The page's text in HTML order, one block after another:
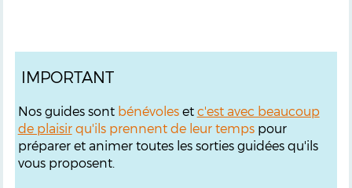
IMPORTANT
Nos guides sont bénévoleset c'est avec beaucoup
de plaisirqu'ils prennent de leur tempspour
préparer et animer toutes les sorties guidées qu'ils
vous proposent.